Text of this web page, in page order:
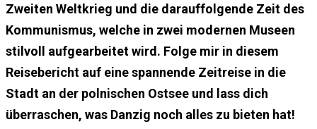
Zweiten Weltkrieg und die darauffolgende Zeit des
Kommunismus, welche in zwei modernen Museen
stilvoll aufgearbeitet wird. Folge mir in diesem
Reisebericht auf eine spannende Zeitreise in die
Stadt an der polnischen Ostsee und lass dich
überraschen, was Danzig noch alles zu bieten hat!